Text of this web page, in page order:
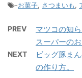
-お菓子, さつまいも,
PREV
マツコの知
スーパーの
NEXT
ビッグ豚ま
の作り方。